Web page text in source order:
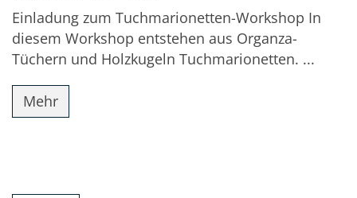
Einladung zum Tuchmarionetten-Workshop In
diesem Workshop entstehen aus Organza-
Tüchern und Holzkugeln Tuchmarionetten. ...
Mehr